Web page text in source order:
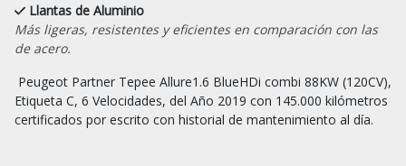
Llantas de Aluminio
Más ligeras, resistentes y eficientes en comparación con las
de acero.
Etiqueta C, 6 Velocidades, del Año 2019 con 145.000 kilómetros
certificados por escrito con historial de mantenimiento al día.